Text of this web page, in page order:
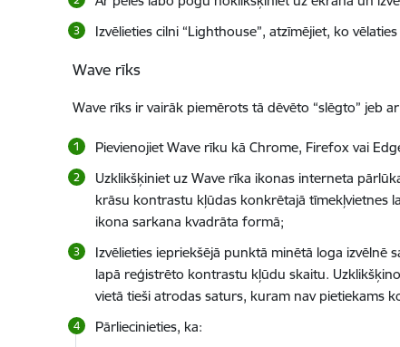
Izvēlieties cilni “Lighthouse”, atzīmējiet, ko
Wave rīks
Wave rīks ir vairāk piemērots tā dēvēto “slēgto” jeb
Pievienojiet Wave rīku kā Chrome, Firefox vai
Uzklikšķiniet uz Wave rīka ikonas interneta
krāsu kontrastu kļūdas konkrētajā tīmekļvietnes
ikona sarkana kvadrāta formā;
Izvēlieties iepriekšējā punktā minētā loga izvēlnē
lapā reģistrēto kontrastu kļūdu skaitu.
vietā tieši atrodas saturs, kuram nav pietiekams
Pārliecinieties, ka: